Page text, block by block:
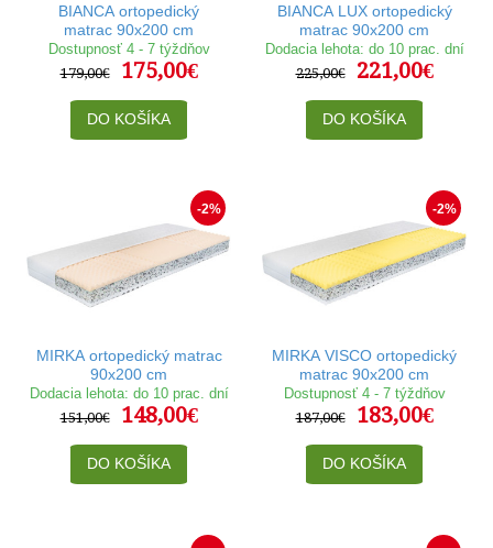
BIANCA ortopedický
matrac 90x200 cm
Dostupnosť 4 - 7 týždňov
179,00€
175,00€
DO KOŠÍKA
BIANCA LUX ortopedický
matrac 90x200 cm
Dodacia lehota: do 10 prac. dní
225,00€
221,00€
DO KOŠÍKA
-2%
MIRKA ortopedický matrac
90x200 cm
Dodacia lehota: do 10 prac. dní
151,00€
148,00€
DO KOŠÍKA
-2%
MIRKA VISCO ortopedický
matrac 90x200 cm
Dostupnosť 4 - 7 týždňov
187,00€
183,00€
DO KOŠÍKA